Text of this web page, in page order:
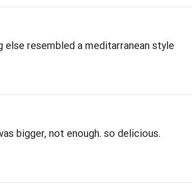
resembled a meditarranean style
bigger, not enough. so delicious.